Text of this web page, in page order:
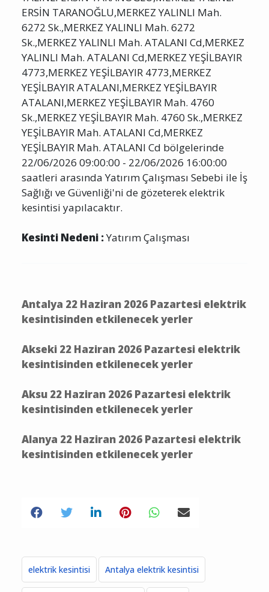
YALINLI ERSİN TARANOĞLU,MERKEZ YALINLI
ERSİN TARANOĞLU,MERKEZ YALINLI Mah.
6272 Sk.,MERKEZ YALINLI Mah. 6272
Sk.,MERKEZ YALINLI Mah. ATALANI Cd,MERKEZ
YALINLI Mah. ATALANI Cd,MERKEZ YEŞİLBAYIR
4773,MERKEZ YEŞİLBAYIR 4773,MERKEZ
YEŞİLBAYIR ATALANI,MERKEZ YEŞİLBAYIR
ATALANI,MERKEZ YEŞİLBAYIR Mah. 4760
Sk.,MERKEZ YEŞİLBAYIR Mah. 4760 Sk.,MERKEZ
YEŞİLBAYIR Mah. ATALANI Cd,MERKEZ
YEŞİLBAYIR Mah. ATALANI Cd bölgelerinde
22/06/2026 09:00:00 - 22/06/2026 16:00:00
saatleri arasında Yatırım Çalışması Sebebi ile İş
Sağlığı ve Güvenliği'ni de gözeterek elektrik
Antalya 22 Haziran 2026 Pazartesi elektrik
Akseki 22 Haziran 2026 Pazartesi elektrik
Aksu 22 Haziran 2026 Pazartesi elektrik
Alanya 22 Haziran 2026 Pazartesi elektrik
elektrik kesintisi Antalya elektrik kesintisi